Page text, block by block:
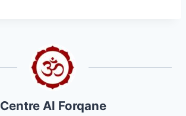
Centre Al Forqane